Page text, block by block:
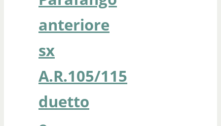
anteriore
sx
A.R.105/115
duetto